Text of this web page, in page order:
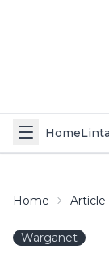
Home
Home Article
Warganet